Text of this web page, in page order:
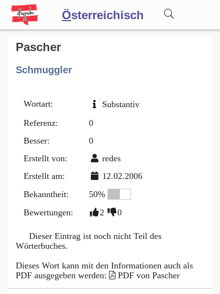
Österreichisch
Wörterbuch
Forum
Blog
Pascher
Schmuggler
Wortart:
Substantiv
Referenz:
0
Besser:
0
Erstellt von:
redes
Erstellt am:
12.02.2006
Bekanntheit:
50%
Bewertungen:
2 0
Dieser Eintrag ist noch nicht Teil des
Wörterbuches.
Dieses Wort kann mit den Informationen auch als
PDF ausgegeben werden:
PDF von Pascher